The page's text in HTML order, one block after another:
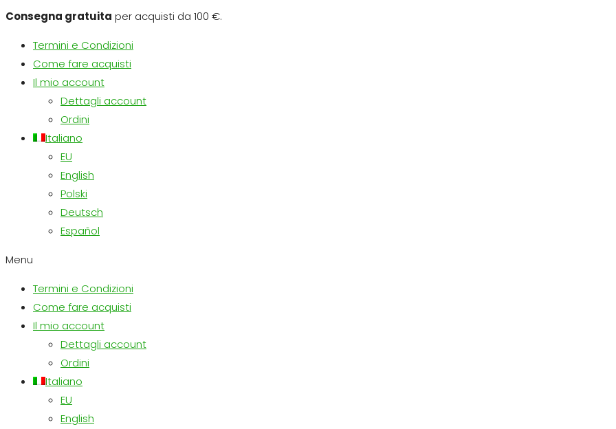
Consegna gratuita per acquisti da 100 €.
Termini e Condizioni
Come fare acquisti
Il mio account
Dettagli account
Ordini
Italiano
EU
English
Polski
Deutsch
Español
Menu
Termini e Condizioni
Come fare acquisti
Il mio account
Dettagli account
Ordini
Italiano
EU
English